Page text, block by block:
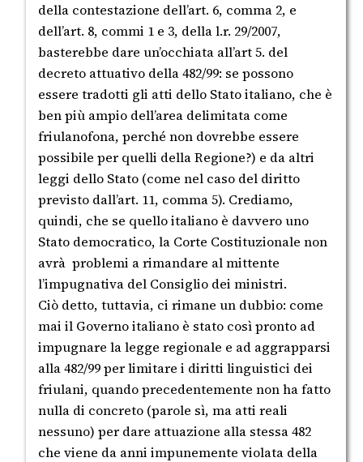
della contestazione dell’art. 6, comma 2, e
dell’art. 8, commi 1 e 3, della l.r. 29/2007,
basterebbe dare un’occhiata all’art 5. del
decreto attuativo della 482/99: se possono
essere tradotti gli atti dello Stato italiano, che è
ben più ampio dell’area delimitata come
friulanofona, perché non dovrebbe essere
possibile per quelli della Regione?) e da altri
leggi dello Stato (come nel caso del diritto
previsto dall’art. 11, comma 5). Crediamo,
quindi, che se quello italiano è davvero uno
Stato democratico, la Corte Costituzionale non
avrà problemi a rimandare al mittente
l’impugnativa del Consiglio dei ministri.
Ciò detto, tuttavia, ci rimane un dubbio: come
mai il Governo italiano è stato così pronto ad
impugnare la legge regionale e ad aggrapparsi
alla 482/99 per limitare i diritti linguistici dei
friulani, quando precedentemente non ha fatto
nulla di concreto (parole sì, ma atti reali
nessuno) per dare attuazione alla stessa 482
che viene da anni impunemente violata della